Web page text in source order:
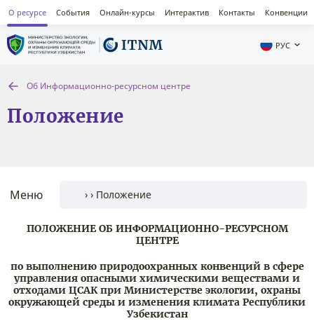
О ресурсе События Онлайн-курсы Интерактив Контакты Конвенции
РУС
Об Информационно-ресурсном центре
Положение
Меню
ПОЛОЖЕНИЕ ОБ ИНФОРМАЦИОННО-РЕСУРСНОМ
ЦЕНТРЕ
по выполнению природоохранных конвенций в сфере
управления опасными химическими веществами и
отходами ЦСАК при Министерстве экологии, охраны
окружающей среды и изменения климата Республики
Узбекистан